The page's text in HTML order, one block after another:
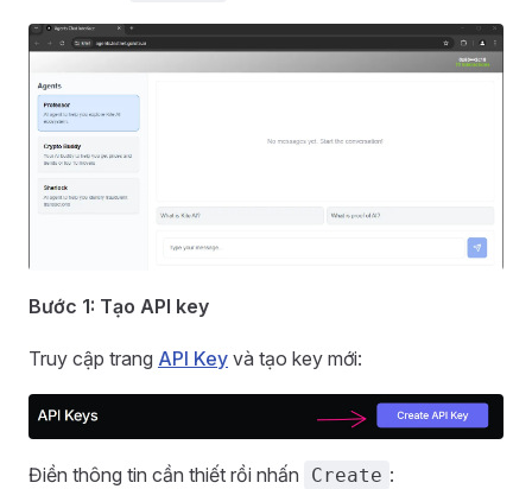
Bước 1: Tạo API key
Truy cập trang API Key và tạo key mới:
Điền thông tin cần thiết rồi nhấn Create :